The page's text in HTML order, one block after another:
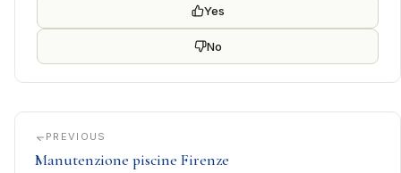
Yes
No
PREVIOUS
Manutenzione piscine Firenze